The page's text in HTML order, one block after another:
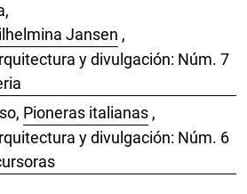
Jansen ,
y divulgación: Núm. 7
Pioneras italianas ,
y divulgación: Núm. 6